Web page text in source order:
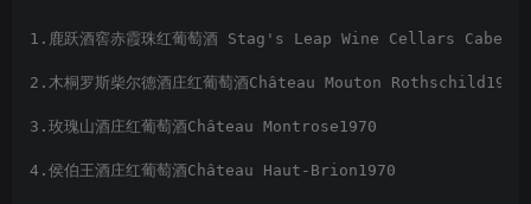
1.鹿跃酒窖赤霞珠红葡萄酒 Stag's Leap Wine Cellars
2.木桐罗斯柴尔德酒庄红葡萄酒Château Mouton Rothschild1970
3.玫瑰山酒庄红葡萄酒Château Montrose1970
4.侯伯王酒庄红葡萄酒Château Haut-Brion1970